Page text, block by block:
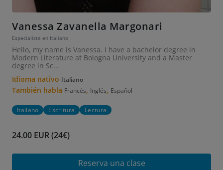
Vanessa Zavanella Margonari
Especialista en Italiano
Hello, my name is Vanessa. I have a bachelor degree in
Modern Literature at Bologna University and a Master
degree in Sc...
Idioma nativo Italiano
También habla Francés Inglés Español
Italiano Escritura Lectura
24.00 EUR (24€)
Reserva una clase